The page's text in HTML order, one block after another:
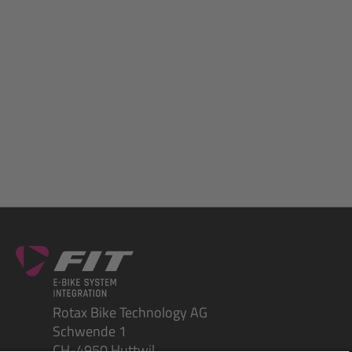
Rotax Bike Technology AG
Schwende 1